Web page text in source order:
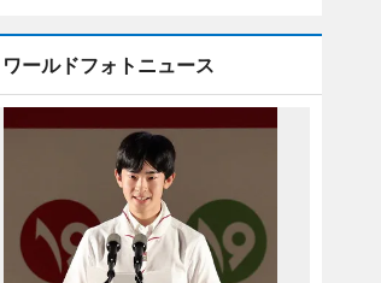
ワールドフォトニュース